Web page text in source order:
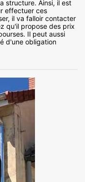
structure. Ainsi, il est
effectuer ces
il va falloir contacter
qu'il propose des prix
Il peut aussi
d'une obligation